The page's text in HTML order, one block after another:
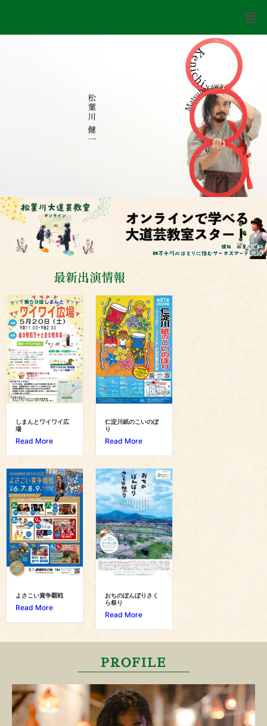
最新出演情報
しまんとワイワイ広
場
Read More
仁淀川紙のこいのぼ
り
Read More
よさこい賞争覇戦
Read More
おちのぼんぼりさく
ら祭り
Read More
PROFILE